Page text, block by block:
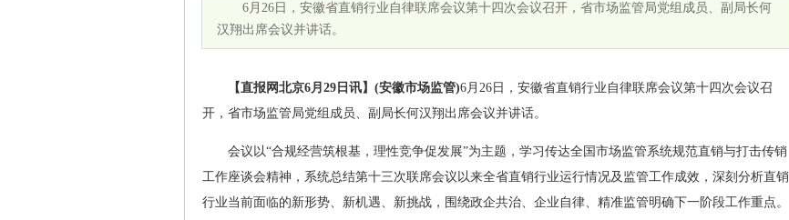
6月26日，安徽省直销行业自律联席会议第十四次会议召开，省市场监管局党组成员、副局长何
汉翔出席会议并讲话。
【直报网北京6月29日讯】(安徽市场监管)6月26日，安徽省直销行业自律联席会议第十四次会议召
开，省市场监管局党组成员、副局长何汉翔出席会议并讲话。
会议以“合规经营筑根基，理性竞争促发展”为主题，学习传达全国市场监管系统规范直销与打击传销
工作座谈会精神，系统总结第十三次联席会议以来全省直销行业运行情况及监管工作成效，深刻分析直销
行业当前面临的新形势、新机遇、新挑战，围绕政企共治、企业自律、精准监管明确下一阶段工作重点。